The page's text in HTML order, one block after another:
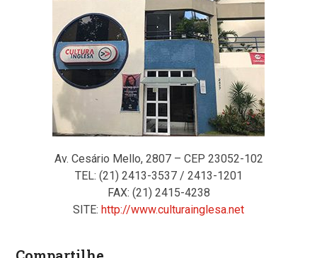
Av. Cesário Mello, 2807 – CEP 23052-102
TEL: (21) 2413-3537 / 2413-1201
FAX: (21) 2415-4238
SITE: http://www.culturainglesa.net